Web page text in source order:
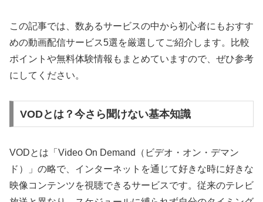
この記事では、数あるサービスの中から初心者にもおすす
めの動画配信サービス5選を厳選してご紹介します。比較
ポイントや無料体験情報もまとめていますので、ぜひ参考
にしてください。
VODとは？今さら聞けない基本知識
VODとは「Video On Demand（ビデオ・オン・デマン
ド）」の略で、インターネットを通じて好きな時に好きな
映像コンテンツを視聴できるサービスです。従来のテレビ